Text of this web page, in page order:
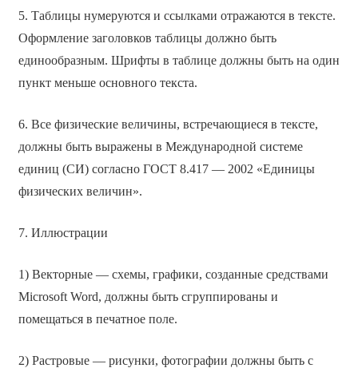
5. Таблицы нумеруются и ссылками отражаются в тексте.
Оформление заголовков таблицы должно быть
единообразным. Шрифты в таблице должны быть на один
пункт меньше основного текста.
6. Все физические величины, встречающиеся в тексте,
должны быть выражены в Международной системе
единиц (СИ) согласно ГОСТ 8.417 — 2002 «Единицы
физических величин».
7. Иллюстрации
1) Векторные — схемы, графики, созданные средствами
Microsoft Word, должны быть сгруппированы и
помещаться в печатное поле.
2) Растровые — рисунки, фотографии должны быть с